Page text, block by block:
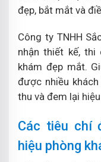
đẹp, bắt mắt và
Công ty TNHH
nhận thiết kế, thi
khám đẹp mắt.
được nhiều
thu và đem lại
Các tiêu chí
hiệu phòng